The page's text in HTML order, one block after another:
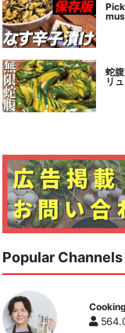
蛇
リ
シ
Popular Channels
recipe